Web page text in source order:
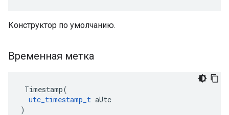
Конструктор по умолчанию.
Временная метка
Timestamp(
utc_timestamp_t aUtc
)